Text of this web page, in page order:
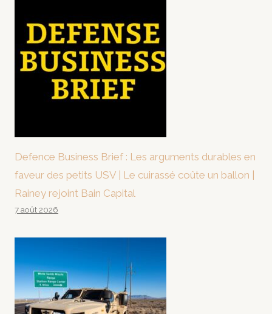
Defence Business Brief : Les arguments durables en
faveur des petits USV | Le cuirassé coûte un ballon |
Rainey rejoint Bain Capital
7 août 2026